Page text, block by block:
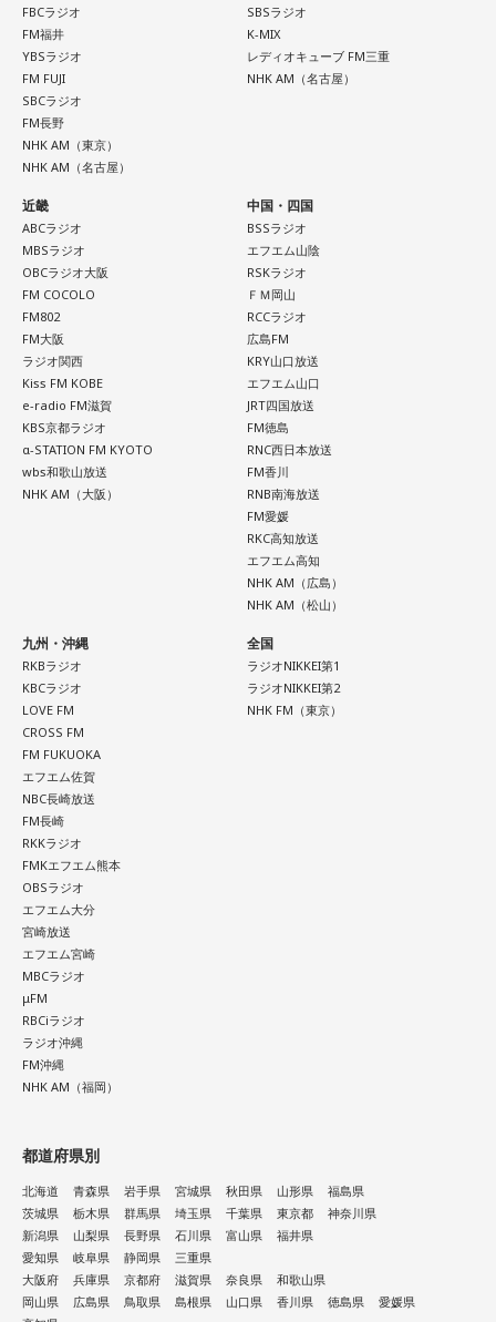
FBCラジオ
FM福井
YBSラジオ
FM FUJI
SBCラジオ
FM長野
NHK AM（東京）
NHK AM（名古屋）
SBSラジオ
K-MIX
レディオキューブ FM三重
NHK AM（名古屋）
近畿
ABCラジオ
MBSラジオ
OBCラジオ大阪
FM COCOLO
FM802
FM大阪
ラジオ関西
Kiss FM KOBE
e-radio FM滋賀
KBS京都ラジオ
α-STATION FM KYOTO
wbs和歌山放送
NHK AM（大阪）
中国・四国
BSSラジオ
エフエム山陰
RSKラジオ
ＦＭ岡山
RCCラジオ
広島FM
KRY山口放送
エフエム山口
JRT四国放送
FM徳島
RNC西日本放送
FM香川
RNB南海放送
FM愛媛
RKC高知放送
エフエム高知
NHK AM（広島）
NHK AM（松山）
九州・沖縄
RKBラジオ
KBCラジオ
LOVE FM
CROSS FM
FM FUKUOKA
エフエム佐賀
NBC長崎放送
FM長崎
RKKラジオ
FMKエフエム熊本
OBSラジオ
エフエム大分
宮崎放送
エフエム宮崎
MBCラジオ
μFM
RBCiラジオ
ラジオ沖縄
FM沖縄
NHK AM（福岡）
全国
ラジオNIKKEI第1
ラジオNIKKEI第2
NHK FM（東京）
都道府県別
北海道 青森県 岩手県 宮城県 秋田県 山形県
福島県
茨城県
栃木県 群馬県 埼玉県 千葉県 東京都
神奈川県
新潟県
山梨県 長野県 石川県 富山県
福井県
愛知県
岐阜県 静岡県
三重県
大阪府
兵庫県 京都府 滋賀県 奈良県
和歌山県
岡山県
広島県 鳥取県 島根県 山口県 香川県 徳島県
愛媛県